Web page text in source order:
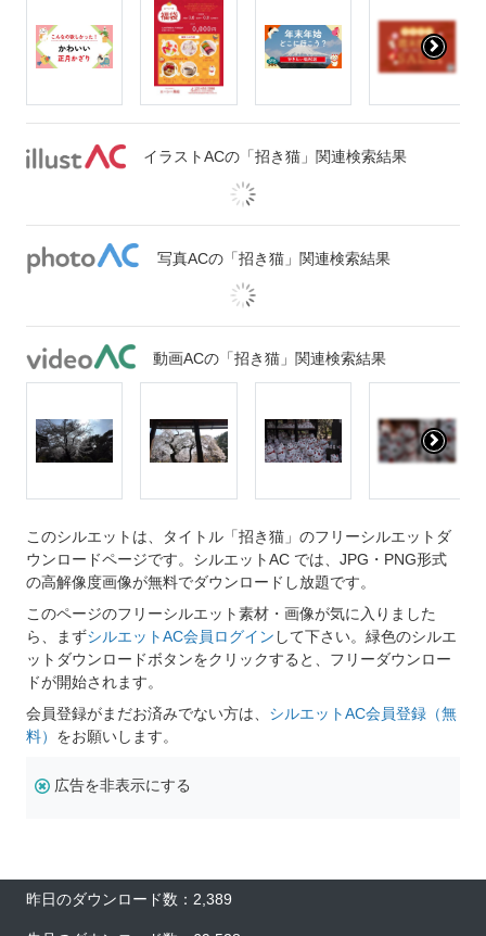
イラストACの「招き猫」関連検索結果
写真ACの「招き猫」関連検索結果
動画ACの「招き猫」関連検索結果
このシルエットは、タイトル「招き猫」のフリーシルエットダ
ウンロードページです。シルエットAC では、JPG・PNG形式
の高解像度画像が無料でダウンロードし放題です。
このページのフリーシルエット素材・画像が気に入りました
ら、まずシルエットAC会員ログイン して下さい。緑色のシルエ
ットダウンロードボタンをクリックすると、フリーダウンロー
ドが開始されます。
会員登録がまだお済みでない方は、 シルエットAC会員登録（無
料） をお願いします。
広告を非表示にする
昨日のダウンロード数：2,389